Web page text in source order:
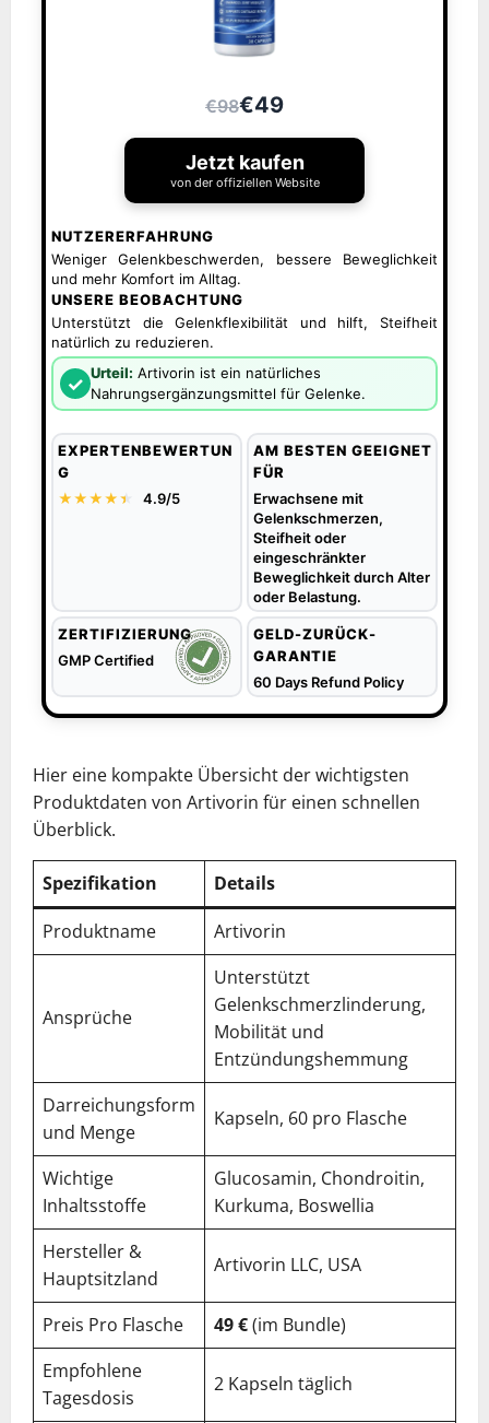
€98€49
Jetzt kaufen
von der offiziellen Website
NUTZERERFAHRUNG
Weniger Gelenkbeschwerden, bessere Beweglichkeit
und mehr Komfort im Alltag.
UNSERE BEOBACHTUNG
Unterstützt die Gelenkflexibilität und hilft, Steifheit
natürlich zu reduzieren.
✓ Urteil: Artivorin ist ein natürliches
Nahrungsergänzungsmittel für Gelenke.
EXPERTENBEWERTUN
G
★★★★★
★ 4.9/5
AM BESTEN GEEIGNET
FÜR
Erwachsene mit
Gelenkschmerzen,
Steifheit oder
eingeschränkter
Beweglichkeit durch Alter
oder Belastung.
ZERTIFIZIERUNG
GMP Certified
GELD-ZURÜCK-
GARANTIE
60 Days Refund Policy
Hier eine kompakte Übersicht der wichtigsten
Produktdaten von Artivorin für einen schnellen
Überblick.
Spezifikation
Details
Produktname
Artivorin
Ansprüche
Unterstützt
Gelenkschmerzlinderung,
Mobilität und
Entzündungshemmung
Darreichungsform
und Menge
Kapseln, 60 pro Flasche
Wichtige
Inhaltsstoffe
Glucosamin, Chondroitin,
Kurkuma, Boswellia
Hersteller &
Hauptsitzland
Artivorin LLC, USA
Preis Pro Flasche 49 €(im Bundle)
Empfohlene
Tagesdosis
2 Kapseln täglich